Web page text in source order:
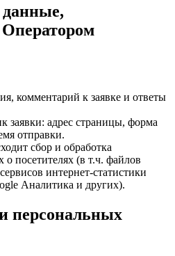
комментарий к заявке и ответы
заявки: адрес страницы, форма
отправки.
сбор и обработка
посетителях (в т.ч. файлов
интернет-статистики
Аналитика и других).
персональных